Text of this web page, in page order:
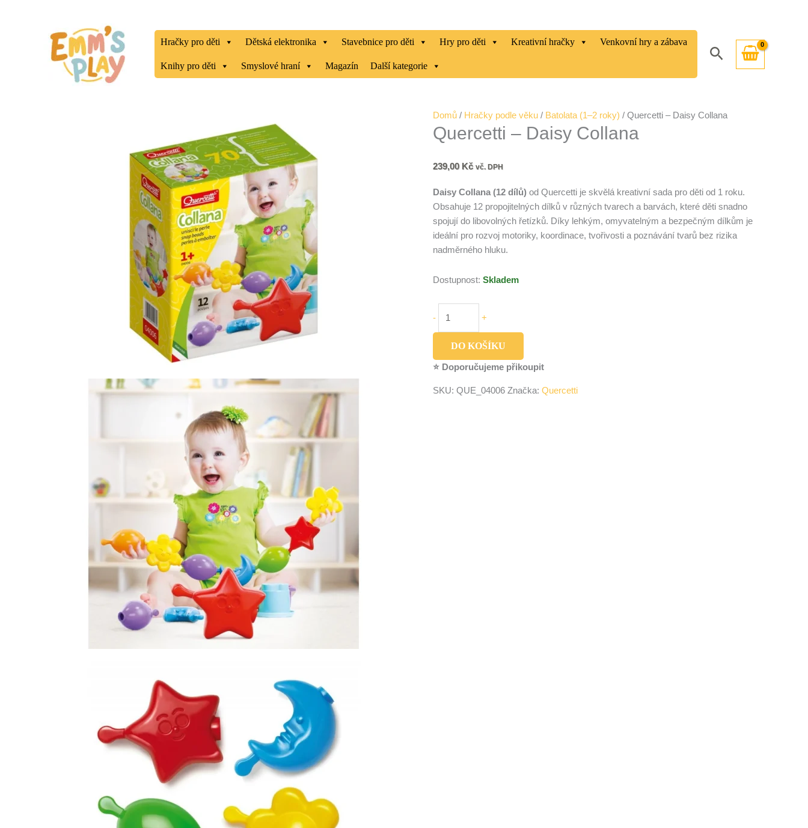
Hračky pro děti Dětská elektronika Stavebnice pro děti Hry pro děti Kreativní hračky Venkovní hry a zábava
Knihy pro děti Smyslové hraní Magazín Další kategorie
Hledat
Domů / Hračky podle věku / Batolata (1–2 roky) / Quercetti – Daisy Collana
Quercetti – Daisy Collana
239,00 Kč vč. DPH
Daisy Collana (12 dílů) od Quercetti je skvělá kreativní sada pro děti od 1 roku.
Obsahuje 12 propojitelných dílků v různých tvarech a barvách, které děti snadno
spojují do libovolných řetízků. Díky lehkým, omyvatelným a bezpečným dílkům je
ideální pro rozvoj motoriky, koordinace, tvořivosti a poznávání tvarů bez rizika
nadměrného hluku.
Dostupnost: Skladem
-
Quercetti
-
Daisy
množství
+
DO KOŠÍKU
⭐ Doporučujeme přikoupit
SKU: QUE_04006 Značka: Quercetti